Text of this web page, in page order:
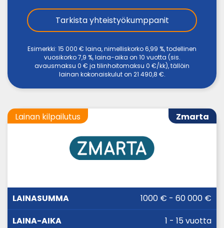
Tarkista yhteistyökumppanit
Esimerkki: 15 000 € laina, nimelliskorko 6,99 %, todellinen
vuosikorko 7,9 %, laina-aika on 10 vuotta (sis.
avausmaksu 0 € ja tilinhoitomaksu 0 €/kk), tällöin
lainan kokonaiskulut on 21 490,8 €.
Zmarta
Lainan kilpailutus
LAINASUMMA KORKO1000 € - 60 000 €
1 - 15 vuotta